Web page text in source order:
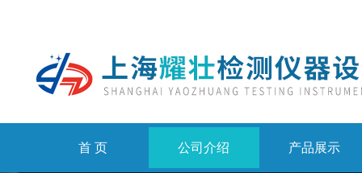
首 页 公司介绍 产品展示